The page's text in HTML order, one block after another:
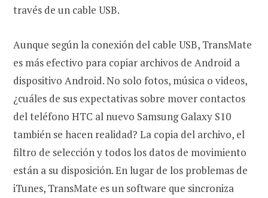
través de un cable USB.
Aunque según la conexión del cable USB, TransMate
es más efectivo para copiar archivos de Android a
dispositivo Android. No solo fotos, música o videos,
¿cuáles de sus expectativas sobre mover contactos
del teléfono HTC al nuevo Samsung Galaxy S10
también se hacen realidad? La copia del archivo, el
filtro de selección y todos los datos de movimiento
están a su disposición. En lugar de los problemas de
iTunes, TransMate es un software que sincroniza